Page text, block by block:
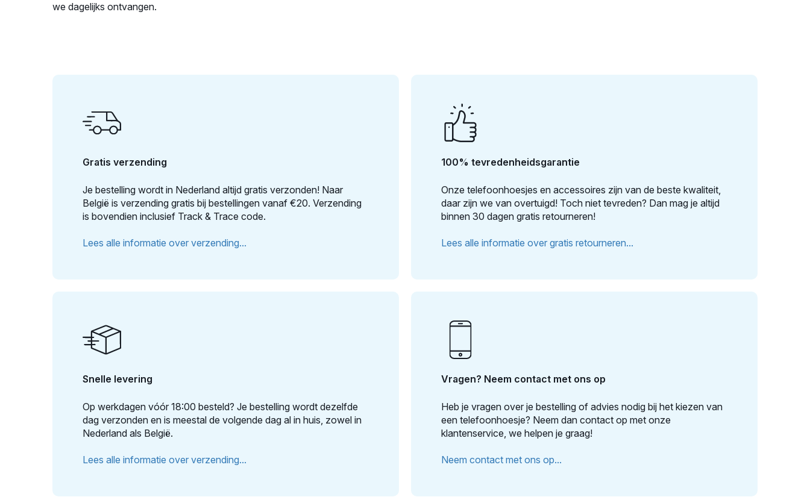
we dagelijks ontvangen.
Gratis verzending
Je bestelling wordt in Nederland altijd gratis verzonden! Naar
België is verzending gratis bij bestellingen vanaf €20. Verzending
is bovendien inclusief Track & Trace code.
Lees alle informatie over verzending...
100% tevredenheidsgarantie
Onze telefoonhoesjes en accessoires zijn van de beste kwaliteit,
daar zijn we van overtuigd! Toch niet tevreden? Dan mag je altijd
binnen 30 dagen gratis retourneren!
Lees alle informatie over gratis retourneren...
Snelle levering
Op werkdagen vóór 18:00 besteld? Je bestelling wordt dezelfde
dag verzonden en is meestal de volgende dag al in huis, zowel in
Nederland als België.
Lees alle informatie over verzending...
Vragen? Neem contact met ons op
Heb je vragen over je bestelling of advies nodig bij het kiezen van
een telefoonhoesje? Neem dan contact op met onze
klantenservice, we helpen je graag!
Neem contact met ons op...